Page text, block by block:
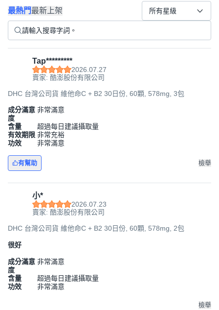
最熱門最新上架 所有星級
Tap*********
2026.07.27
賣家: 酷澎股份有限公司
DHC 台灣公司貨 維他命C + B2 30日份, 60顆, 578mg, 3包
成分滿意
度
非常滿意
含量
超過每日建議攝取量
有效期限 非常充裕
功效
非常滿意
有幫助 檢舉
小*
2026.07.23
賣家: 酷澎股份有限公司
DHC 台灣公司貨 維他命C + B2 30日份, 60顆, 578mg, 2包
很好
成分滿意
度
非常滿意
含量
超過每日建議攝取量
功效
非常滿意
檢舉